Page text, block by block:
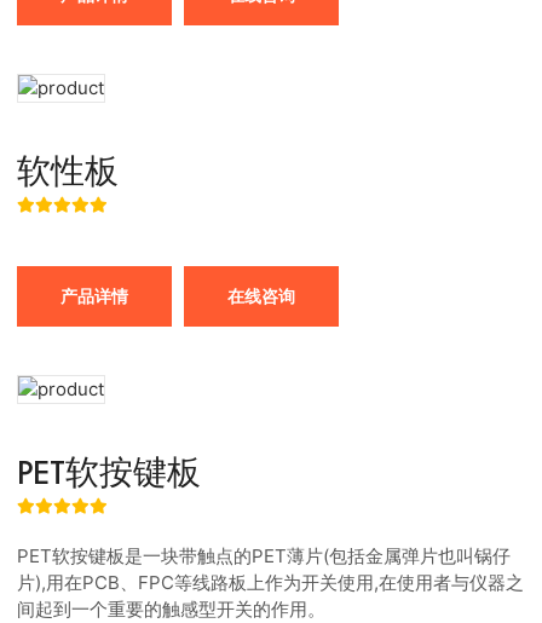
软性板
产品详情 在线咨询
PET软按键板
PET软按键板是一块带触点的PET薄片(包括金属弹片也叫锅仔
片),用在PCB、FPC等线路板上作为开关使用,在使用者与仪器之
间起到一个重要的触感型开关的作用。